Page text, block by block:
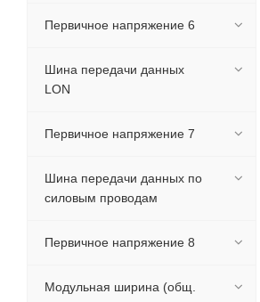
Первичное напряжение 6
Шина передачи данных
LON
Первичное напряжение 7
Шина передачи данных по
силовым проводам
Первичное напряжение 8
Модульная ширина (общ.